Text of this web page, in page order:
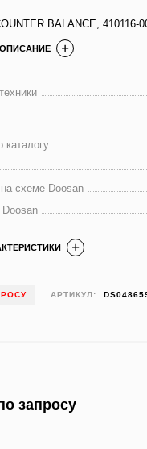
BALANCE, 410116-
каталогу
схеме Doosan
АРТИКУЛ:
запросу